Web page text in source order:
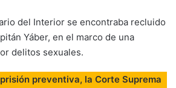
del Interior se encontraba recluido
Yáber, en el marco de una
delitos sexuales.
preventiva, la Corte Suprema